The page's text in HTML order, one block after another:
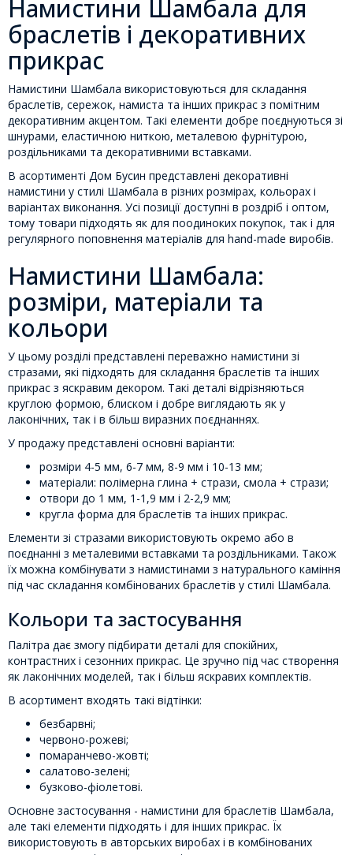
Намистини Шамбала для
браслетів і декоративних
прикрас
Намистини Шамбала використовуються для складання
браслетів, сережок, намиста та інших прикрас з помітним
декоративним акцентом. Такі елементи добре поєднуються зі
шнурами, еластичною ниткою, металевою фурнітурою,
роздільниками та декоративними вставками.
В асортименті Дом Бусин представлені декоративні
намистини у стилі Шамбала в різних розмірах, кольорах і
варіантах виконання. Усі позиції доступні в роздріб і оптом,
тому товари підходять як для поодиноких покупок, так і для
регулярного поповнення матеріалів для hand-made виробів.
Намистини Шамбала:
розміри, матеріали та
кольори
У цьому розділі представлені переважно намистини зі
стразами, які підходять для складання браслетів та інших
прикрас з яскравим декором. Такі деталі відрізняються
круглою формою, блиском і добре виглядають як у
лаконічних, так і в більш виразних поєднаннях.
У продажу представлені основні варіанти:
розміри 4-5 мм, 6-7 мм, 8-9 мм і 10-13 мм;
матеріали: полімерна глина + стрази, смола + стрази;
отвори до 1 мм, 1-1,9 мм і 2-2,9 мм;
кругла форма для браслетів та інших прикрас.
Елементи зі стразами використовують окремо або в
поєднанні з металевими вставками та роздільниками. Також
їх можна комбінувати з намистинами з натурального каміння
під час складання комбінованих браслетів у стилі Шамбала.
Кольори та застосування
Палітра дає змогу підбирати деталі для спокійних,
контрастних і сезонних прикрас. Це зручно під час створення
як лаконічних моделей, так і більш яскравих комплектів.
В асортимент входять такі відтінки:
безбарвні;
червоно-рожеві;
помаранчево-жовті;
салатово-зелені;
бузково-фіолетові.
Основне застосування - намистини для браслетів Шамбала,
але такі елементи підходять і для інших прикрас. Їх
використовують в авторських виробах і в комбінованих